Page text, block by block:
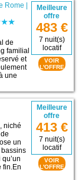
Rome |
de
familial
et
une
Meilleure
offre
483 €
7 nuit(s)
locatif
VOIR
L'OFFRE
niché
un
fin.En
Meilleure
offre
413 €
7 nuit(s)
locatif
VOIR
L'OFFRE